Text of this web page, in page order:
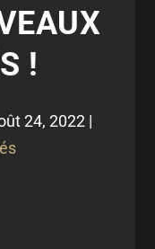
!
24, 2022 |